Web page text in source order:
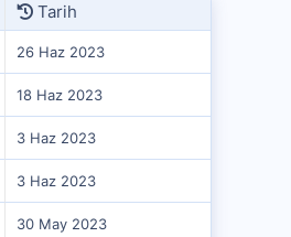
Tarih
26 Haz 2023
18 Haz 2023
3 Haz 2023
3 Haz 2023
30 May 2023